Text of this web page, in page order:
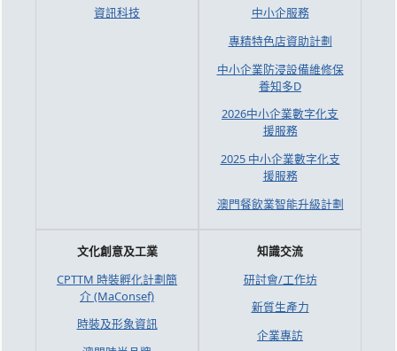
資訊科技
中小企服務
專精特色店資助計劃
中小企業防浸設備維修保
養知多D
2026中小企業數字化支
援服務
2025 中小企業數字化支
援服務
澳門餐飲業智能升級計劃
文化創意及工業
CPTTM 時裝孵化計劃簡
介 (MaConsef)
時裝及形象資訊
知識交流
研討會/工作坊
新質生產力
企業專訪